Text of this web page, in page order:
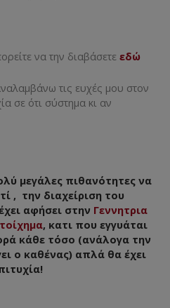
να την διαβάσετε εδώ
τις ευχές μου στον
σε ότι σύστημα κι αν
μεγάλες πιθανότητες να
, την διαχείριση του
αφήσει στην Γεννητρια
, κατι που εγγυάται
κάθε τόσο (ανάλογα την
ο καθένας) απλά θα έχει